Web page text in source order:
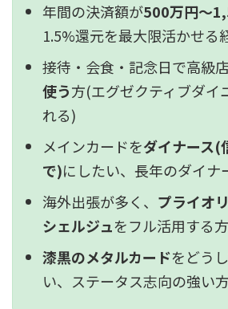
年間の決済額が500万円〜
1.5%還元を最大限活かせる
接待・会食・記念日で高級
使う方(エグゼクティブダイ
れる)
メインカードをダイナース(
で)にしたい、長年のダイナ
海外出張が多く、 プライオ
シェルジュをフル活用する方
漆黒のメタルカードをどう
い、ステータス志向の強い方